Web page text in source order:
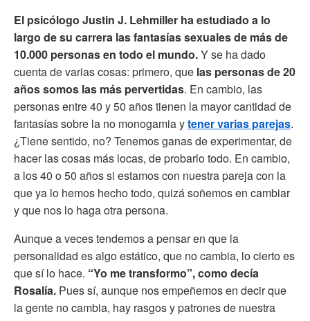
El psicólogo Justin J. Lehmiller ha estudiado a lo
largo de su carrera las fantasías sexuales de más de
10.000 personas en todo el mundo.Y se ha dado
cuenta de varias cosas: primero, que las personas de 20
años somos las más pervertidas. En cambio, las
personas entre 40 y 50 años tienen la mayor cantidad de
fantasías sobre la no monogamia ytener varias parejas.
¿Tiene sentido, no? Tenemos ganas de experimentar, de
hacer las cosas más locas, de probarlo todo. En cambio,
a los 40 o 50 años si estamos con nuestra pareja con la
que ya lo hemos hecho todo, quizá soñemos en cambiar
y que nos lo haga otra persona.
Aunque a veces tendemos a pensar en que la
personalidad es algo estático, que no cambia, lo cierto es
que sí lo hace. “Yo me transformo”, como decía
Rosalía. Pues sí, aunque nos empeñemos en decir que
la gente no cambia, hay rasgos y patrones de nuestra